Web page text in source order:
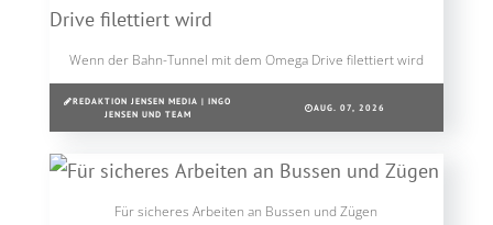
Wenn der Bahn-Tunnel mit dem Omega Drive filettiert wird
REDAKTION JENSEN MEDIA | INGO
JENSEN UND TEAM
AUG. 07, 2026
Für sicheres Arbeiten an Bussen und Zügen